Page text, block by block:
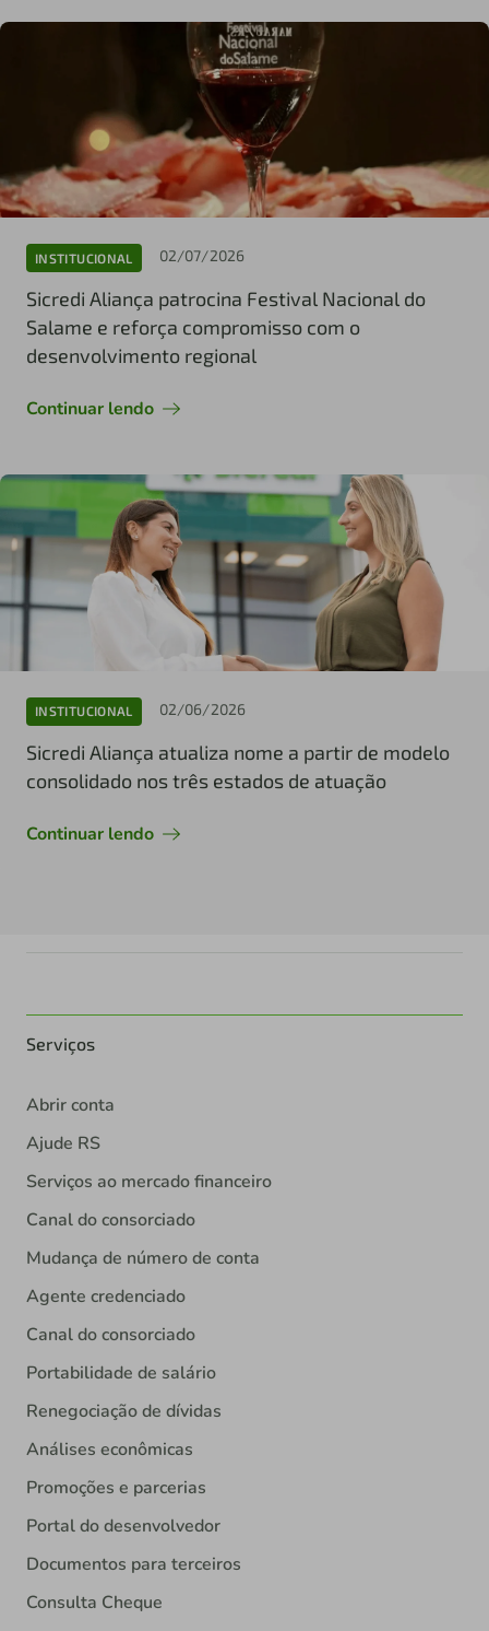
INSTITUCIONAL 02/07/2026
Sicredi Aliança patrocina Festival Nacional do
Salame e reforça compromisso com o
desenvolvimento regional
Continuar lendo
INSTITUCIONAL 02/06/2026
Sicredi Aliança atualiza nome a partir de modelo
consolidado nos três estados de atuação
Continuar lendo
Serviços
Abrir conta
Ajude RS
Serviços ao mercado financeiro
Canal do consorciado
Mudança de número de conta
Agente credenciado
Canal do consorciado
Portabilidade de salário
Renegociação de dívidas
Análises econômicas
Promoções e parcerias
Portal do desenvolvedor
Documentos para terceiros
Consulta Cheque